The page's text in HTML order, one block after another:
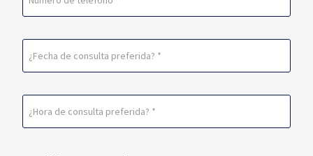
de
preferida
(Obligatorio)
de